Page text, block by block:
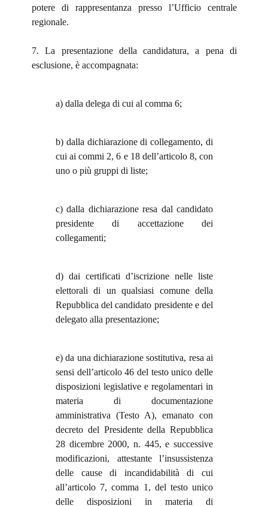
potere di rappresentanza presso l’Ufficio centrale
regionale.
7. La presentazione della candidatura, a pena di
esclusione, è accompagnata:
a) dalla delega di cui al comma 6;
b) dalla dichiarazione di collegamento, di
cui ai commi 2, 6 e 18 dell’articolo 8, con
uno o più gruppi di liste;
c) dalla dichiarazione resa dal candidato
presidente di accettazione dei
collegamenti;
d) dai certificati d’iscrizione nelle liste
elettorali di un qualsiasi comune della
Repubblica del candidato presidente e del
delegato alla presentazione;
e) da una dichiarazione sostitutiva, resa ai
sensi dell’articolo 46 del testo unico delle
disposizioni legislative e regolamentari in
materia di documentazione
amministrativa (Testo A), emanato con
decreto del Presidente della Repubblica
28 dicembre 2000, n. 445, e successive
modificazioni, attestante l’insussistenza
delle cause di incandidabilità di cui
all’articolo 7, comma 1, del testo unico
delle disposizioni in materia di